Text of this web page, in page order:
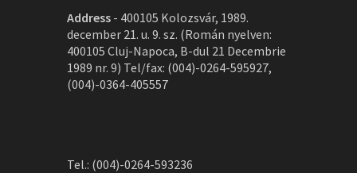
Address - 400105 Kolozsvár, 1989.
december 21. u. 9. sz. (Román nyelven:
400105 Cluj-Napoca, B-dul 21 Decembrie
1989 nr. 9) Tel/fax: (004)-0264-595927,
(004)-0364-405557
Tel.: (004)-0264-593236